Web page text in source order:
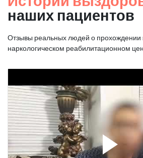
наших пациентов
Отзывы реальных людей о прохождении
наркологическом реабилитационном